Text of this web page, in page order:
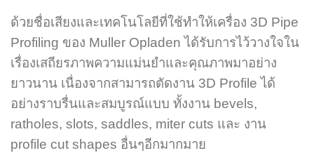
ด้วยชื่อเสียงและเทคโนโลยีที่ใช้ทำให้เครื่อง 3D Pipe
Profiling ของ Muller Opladen ได้รับการไว้วางใจใน
เรื่องเสถียรภาพความแม่นยำและคุณภาพมาอย่าง
ยาวนาน เนื่องจากสามารถตัดงาน 3D Profile ได้
อย่างราบรื่นและสมบูรณ์แบบ ทั้งงาน bevels,
ratholes, slots, saddles, miter cuts และ งาน
profile cut shapes อื่นๆอีกมากมาย